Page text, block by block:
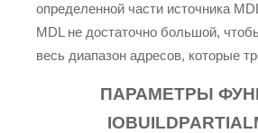
определенной части источника
MDL не достаточно большой,
весь диапазон адресов, которые
ПАРАМЕТРЫ